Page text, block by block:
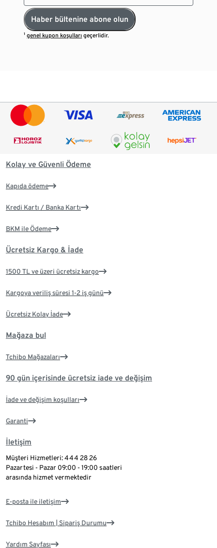
Haber bültenine abone olun
¹genel kupon koşulları geçerlidir.
Kolay ve Güvenli Ödeme
Kapıda ödeme
Kredi Kartı / Banka Kartı
BKM ile Ödeme
Ücretsiz Kargo & İade
1500 TL ve üzeri ücretsiz kargo
Kargoya veriliş süresi 1-2 iş günü
Ücretsiz Kolay İade
Mağaza bul
Tchibo Mağazaları
90 gün içerisinde ücretsiz iade ve değişim
İade ve değişim koşulları
Garanti
İletişim
Müşteri Hizmetleri: 444 28 26
Pazartesi - Pazar 09:00 - 19:00 saatleri
arasında hizmet vermektedir
E-posta ile iletişim
Tchibo Hesabım | Sipariş Durumu
Yardım Sayfası